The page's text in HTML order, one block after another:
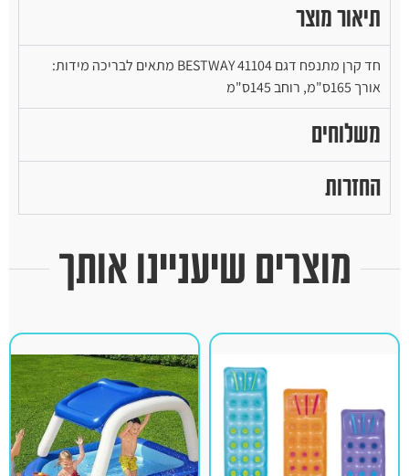
תיאור מוצר
חד קרן מתנפח דגם BESTWAY 41104 מתאים לבריכה מידות:
אורך 165ס"מ, רוחב 145ס"מ
משלוחים
החזרות
מוצרים שיעניינו אותך